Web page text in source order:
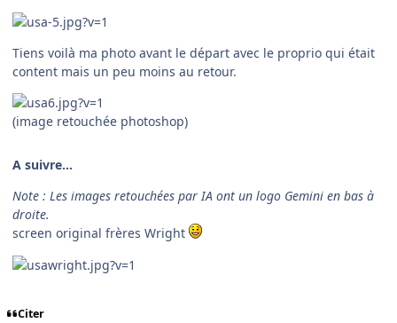
Tiens voilà ma photo avant le départ avec le proprio qui était
content mais un peu moins au retour.
(image retouchée photoshop)
A suivre...
Note : Les images retouchées par IA ont un logo Gemini en bas à
droite.
screen original frères Wright
Citer